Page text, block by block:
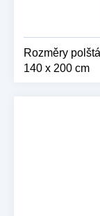
Rozměry
140 x 200 cm